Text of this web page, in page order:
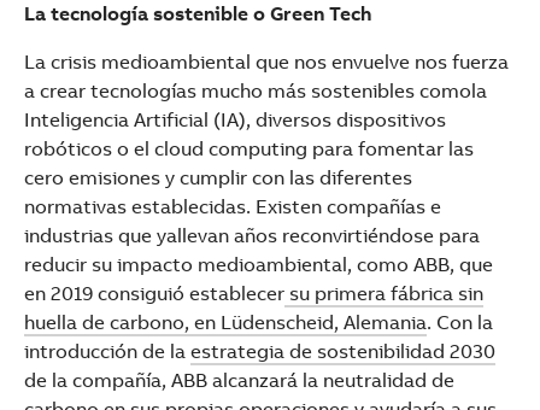
La tecnología sostenible o Green Tech
La crisis medioambiental que nos envuelve nos fuerza
a crear tecnologías mucho más sostenibles comola
Inteligencia Artificial (IA), diversos dispositivos
robóticos o el cloud computing para fomentar las
cero emisiones y cumplir con las diferentes
normativas establecidas. Existen compañías e
industrias que yallevan años reconvirtiéndose para
reducir su impacto medioambiental, como ABB, que
en 2019 consiguió establecer su primera fábrica sin
huella de carbono, en Lüdenscheid, Alemania. Con la
introducción de la estrategia de sostenibilidad 2030
de la compañía, ABB alcanzará la neutralidad de